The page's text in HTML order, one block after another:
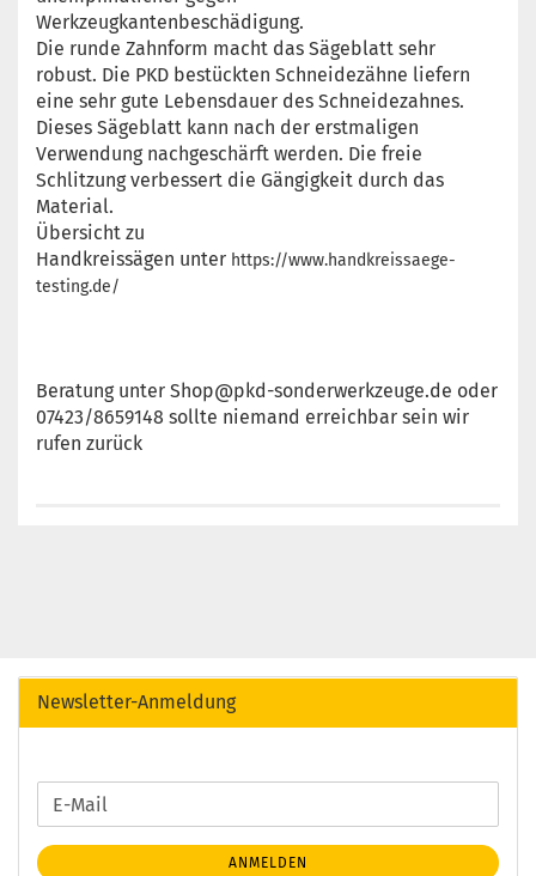
Werkzeugkantenbeschädigung.
Die runde Zahnform macht das Sägeblatt sehr
robust. Die PKD bestückten Schneidezähne liefern
eine sehr gute Lebensdauer des Schneidezahnes.
Dieses Sägeblatt kann nach der erstmaligen
Verwendung nachgeschärft werden. Die freie
Schlitzung verbessert die Gängigkeit durch das
Material.
Übersicht zu
Handkreissägen unter https://www.handkreissaege-
testing.de/
Beratung unter Shop@pkd-sonderwerkzeuge.de oder
07423/8659148 sollte niemand erreichbar sein wir
rufen zurück
Newsletter-Anmeldung
WEITER
ZUR
NEWSLETTER-
E-
Mail
ANMELDEN